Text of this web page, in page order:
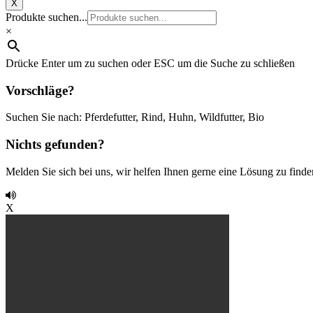
X
Produkte suchen...
×
Drücke Enter um zu suchen oder ESC um die Suche zu schließen
Vorschläge?
Suchen Sie nach: Pferdefutter, Rind, Huhn, Wildfutter, Bio
Nichts gefunden?
Melden Sie sich bei uns, wir helfen Ihnen gerne eine Lösung zu
X